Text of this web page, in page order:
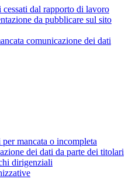
dal rapporto di lavoro
da pubblicare sul sito
comunicazione dei dati
per mancata o incompleta
dei dati da parte dei titolari
dirigenziali